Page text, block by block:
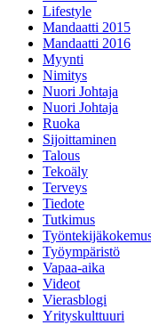
Lifestyle
Mandaatti 2015
Mandaatti 2016
Myynti
Nimitys
Nuori Johtaja
Nuori Johtaja
Ruoka
Sijoittaminen
Talous
Tekoäly
Terveys
Tiedote
Tutkimus
Työympäristö
Vapaa-aika
Videot
Vierasblogi
Yrityskulttuuri